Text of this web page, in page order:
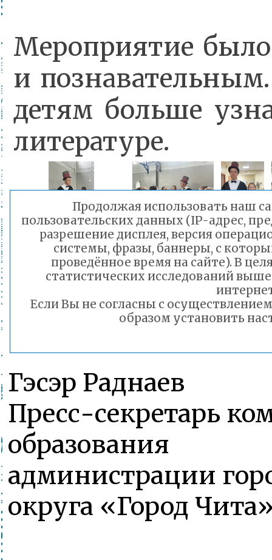
Мероприятие
и
детям больше
литературе.
Гэсэр Раднаев
Пресс-секретарь
образования
администрации
округа «Город
Продолжая использовать наш
пользовательских данных (IP-адрес,
разрешение дисплея, версия
системы, фразы, баннеры, с
проведённое время на сайте). В
статистических исследований
Если Вы не согласны с
образом установить